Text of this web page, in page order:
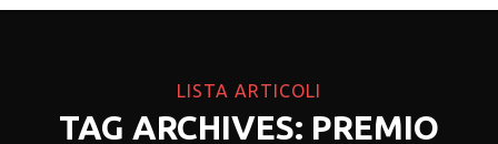
LISTA ARTICOLI
TAG ARCHIVES: PREMIO